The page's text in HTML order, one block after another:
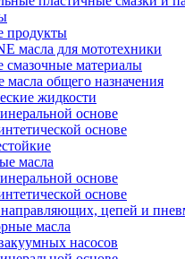
продукты
масла для мототехники
смазочные материалы
общего назначения
жидкости
основе
основе
масла
основе
основе
цепей и
масла
насосов